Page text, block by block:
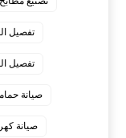
تفصيل
تفصيل
صيانة
صيانة